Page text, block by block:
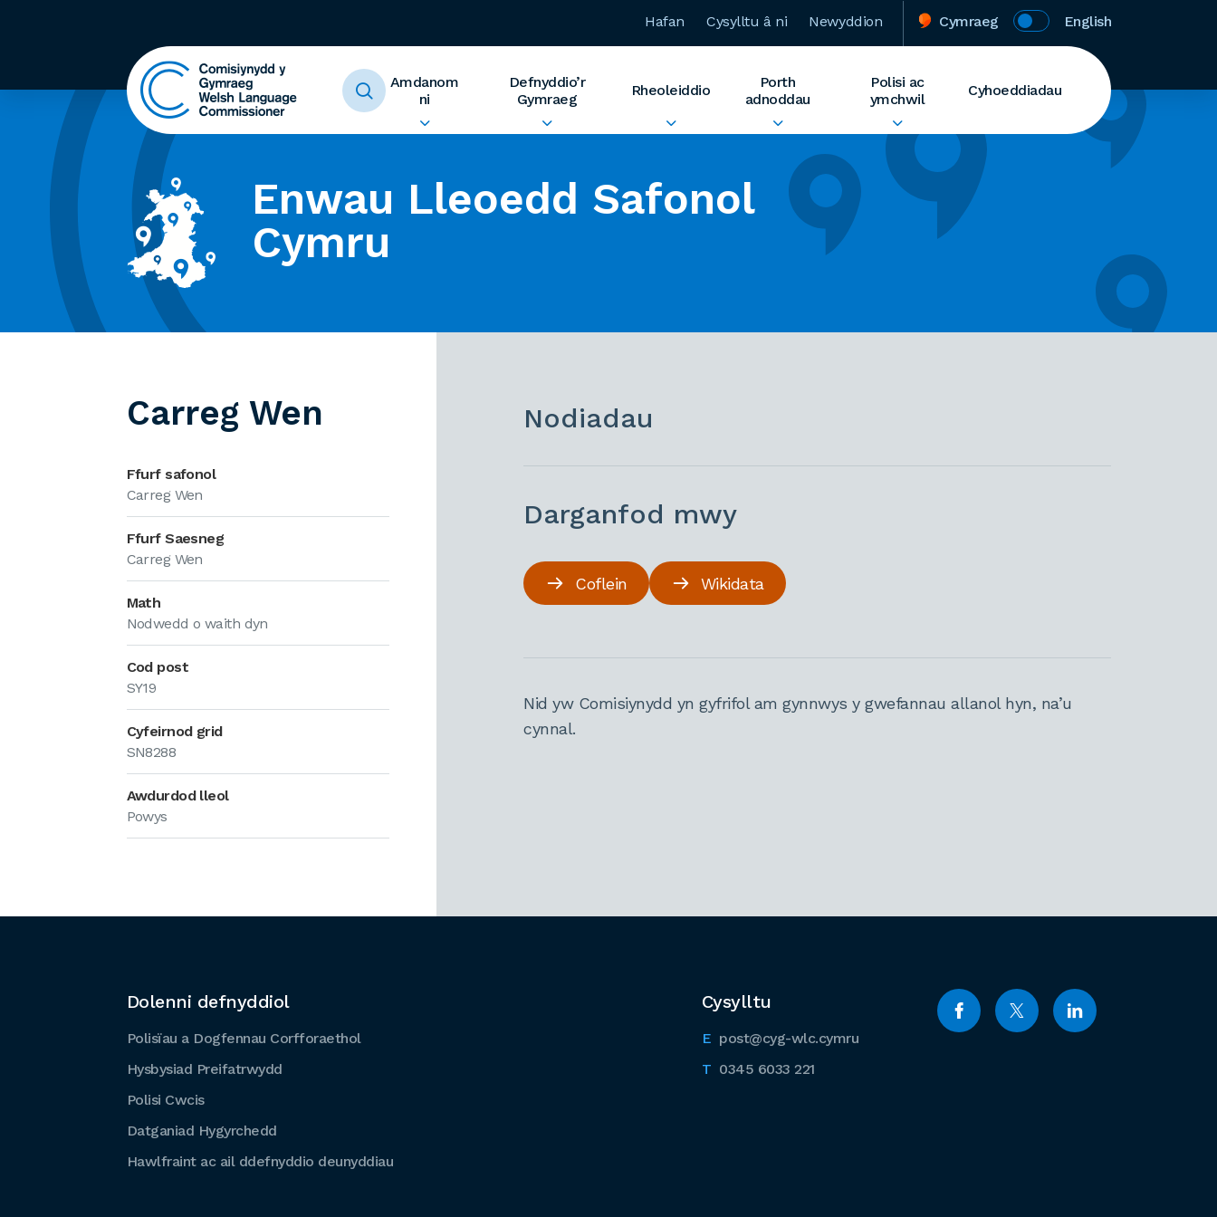
Hafan Cysylltu â ni Newyddion Cymraeg English
Amdanom
ni
Defnyddio’r
Gymraeg
Rheoleiddio
Porth
adnoddau
Polisi ac
ymchwil
Cyhoeddiadau
Enwau Lleoedd Safonol
Cymru
Carreg Wen
Ffurf safonol
Carreg Wen
Ffurf Saesneg
Carreg Wen
Math
Nodwedd o waith dyn
Cod post
SY19
Cyfeirnod grid
SN8288
Awdurdod lleol
Powys
Nodiadau
Darganfod mwy
Coflein Wikidata
Nid yw Comisiynydd yn gyfrifol am gynnwys y gwefannau allanol hyn, na’u
cynnal.
Cysylltu
post@cyg-wlc.cymru
0345 6033 221
Dolenni defnyddiol
Polisïau a Dogfennau Corfforaethol
Hysbysiad Preifatrwydd
Polisi Cwcis
Datganiad Hygyrchedd
Hawlfraint ac ail ddefnyddio deunyddiau